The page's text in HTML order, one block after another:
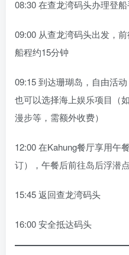
08:30 在查龙湾码头办理登
09:00 从查龙湾码头出发，
船程约15分钟
09:15 到达珊瑚岛，自由活
也可以选择海上娱乐项目（
漫步等，需额外收费）
12:00 在Kahung餐厅享用午
订），午餐后前往岛后浮潜点
15:45 返回查龙湾码头
16:00 安全抵达码头